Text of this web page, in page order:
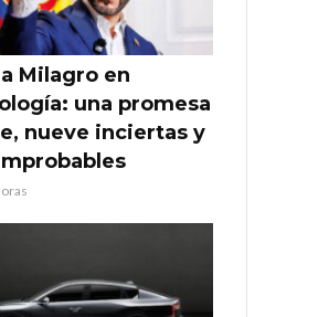
Milagro en
una promesa
nueve inciertas y